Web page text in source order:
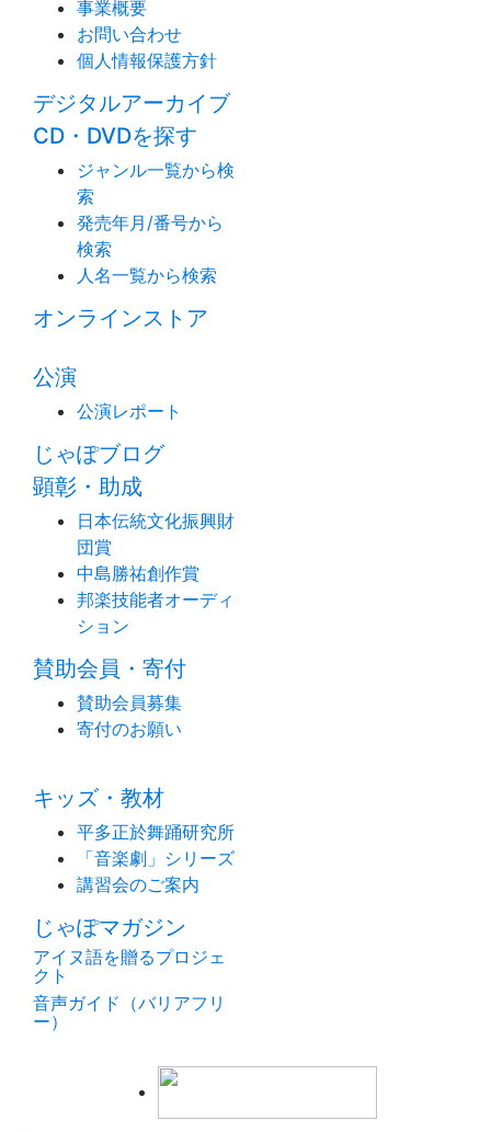
事業概要
お問い合わせ
個人情報保護方針
デジタルアーカイブ
CD・DVDを探す
ジャンル一覧から検
索
発売年月/番号から
検索
人名一覧から検索
オンラインストア
公演
公演レポート
じゃぽブログ
顕彰・助成
日本伝統文化振興財
団賞
中島勝祐創作賞
邦楽技能者オーディ
ション
賛助会員・寄付
賛助会員募集
寄付のお願い
キッズ・教材
平多正於舞踊研究所
「音楽劇」シリーズ
講習会のご案内
じゃぽマガジン
アイヌ語を贈るプロジェ
クト
音声ガイド（バリアフリ
ー）